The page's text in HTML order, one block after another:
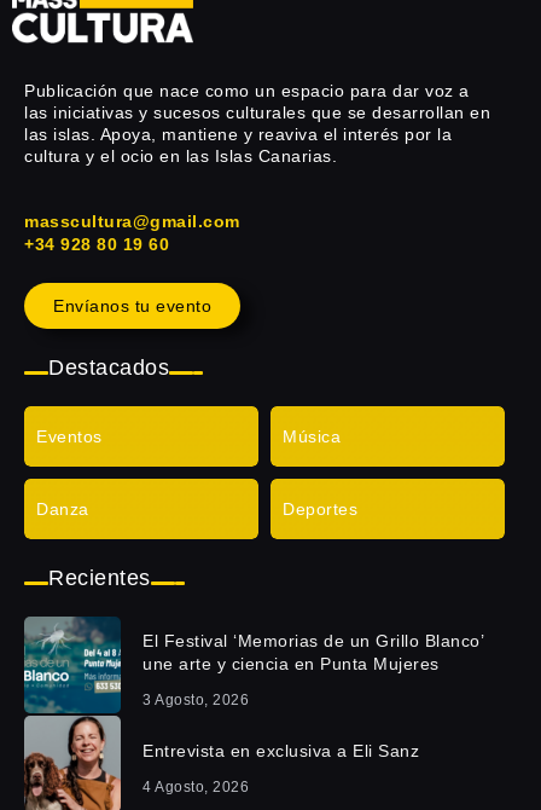
Publicación que nace como un espacio para dar voz a
las iniciativas y sucesos culturales que se desarrollan en
las islas. Apoya, mantiene y reaviva el interés por la
cultura y el ocio en las Islas Canarias.
masscultura@gmail.com
+34 928 80 19 60
Envíanos tu evento
Destacados
Eventos Música
Danza Deportes
Recientes
El Festival ‘Memorias de un Grillo Blanco’
une arte y ciencia en Punta Mujeres
3 Agosto, 2026
Entrevista en exclusiva a Eli Sanz
4 Agosto, 2026